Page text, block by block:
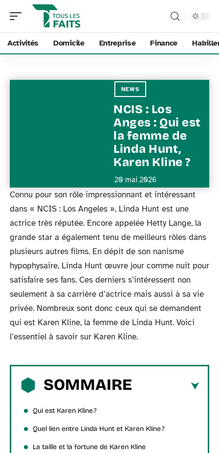
Activités Domicile Entreprise Finance
NEWS
NCIS : Los
Anges : Qui est
la femme de
Linda Hunt,
Karen Kline ?
20 mai 2026
Connu pour son rôle impressionnant et intéressant
dans « NCIS : Los Angeles », Linda Hunt est une
actrice très réputée. Encore appelée Hetty Lange, la
grande star a également tenu de meilleurs rôles dans
plusieurs autres films. En dépit de son nanisme
hypophysaire, Linda Hunt œuvre jour comme nuit pour
satisfaire ses fans. Ces derniers s’intéressent non
seulement à sa carrière d’actrice mais aussi à sa vie
privée. Nombreux sont donc ceux qui se demandent
qui est Karen Kline, la femme de Linda Hunt. Voici
l’essentiel à savoir sur Karen Kline.
SOMMAIRE
Qui est Karen Kline ?
Quel lien entre Linda Hunt et Karen Kline ?
La taille et la fortune de Karen Kline